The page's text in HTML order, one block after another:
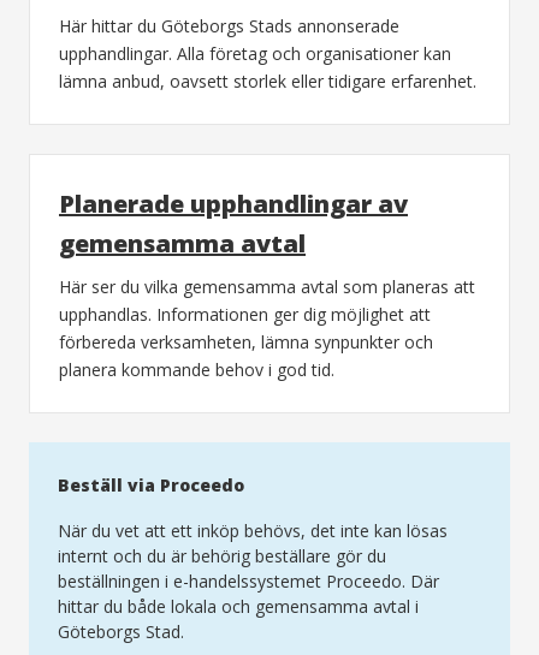
Här hittar du Göteborgs Stads annonserade
upphandlingar. Alla företag och organisationer kan
lämna anbud, oavsett storlek eller tidigare erfarenhet.
Planerade upphandlingar av
gemensamma avtal
Här ser du vilka gemensamma avtal som planeras att
upphandlas. Informationen ger dig möjlighet att
förbereda verksamheten, lämna synpunkter och
planera kommande behov i god tid.
Beställ via Proceedo
När du vet att ett inköp behövs, det inte kan lösas
internt och du är behörig beställare gör du
beställningen i e-handelssystemet Proceedo. Där
hittar du både lokala och gemensamma avtal i
Göteborgs Stad.